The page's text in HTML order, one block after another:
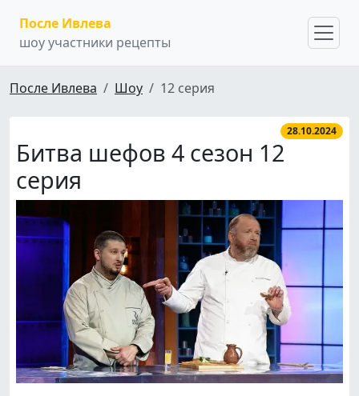
После Ивлева
шоу участники рецепты
После Ивлева Шоу 12 серия
28.10.2024
Битва шефов 4 сезон 12
серия